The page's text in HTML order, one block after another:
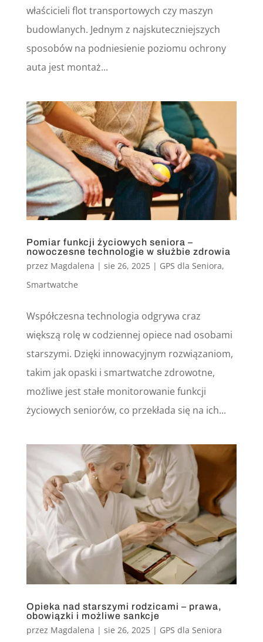
właścicieli flot transportowych czy maszyn
budowlanych. Jednym z najskuteczniejszych
sposobów na podniesienie poziomu ochrony
auta jest montaż...
Pomiar funkcji życiowych seniora –
nowoczesne technologie w służbie zdrowia
przez Magdalena | sie 26, 2025| GPS dla Seniora,
Smartwatche
Współczesna technologia odgrywa craz
większą rolę w codziennej opiece nad osobami
starszymi. Dzięki innowacyjnym rozwiązaniom,
takim jak opaski i smartwatche zdrowotne,
możliwe jest stałe monitorowanie funkcji
życiowych seniorów, co przekłada się na ich...
Opieka nad starszymi rodzicami – prawa,
obowiązki i możliwe sankcje
przez Magdalena | sie 26, 2025| GPS dla Seniora